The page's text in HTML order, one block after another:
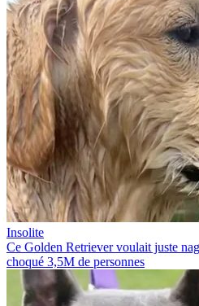
Insolite
Ce Golden Retriever voulait juste
choqué 3,5M de personnes